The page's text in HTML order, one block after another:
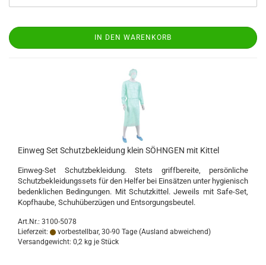
IN DEN WARENKORB
Einweg Set Schutzbekleidung klein SÖHNGEN mit Kittel
Einweg-Set Schutzbekleidung. Stets griffbereite, persönliche
Schutzbekleidungssets für den Helfer bei Einsätzen unter hygienisch
bedenklichen Bedingungen. Mit Schutzkittel. Jeweils mit Safe-Set,
Kopfhaube, Schuhüberzügen und Entsorgungsbeutel.
Art.Nr.: 3100-5078
Lieferzeit:
vorbestellbar, 30-90 Tage (Ausland abweichend)
Versandgewicht: 0,2 kg je Stück